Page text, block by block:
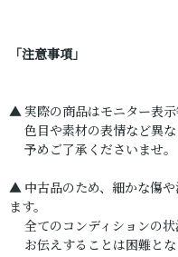
「注意事項」
▲ 実際の商品はモニター表示
色目や素材の表情など異な
予めご了承くださいませ。
▲ 中古品のため、細かな傷
ます。
全てのコンディションの
お伝えすることは困難とな